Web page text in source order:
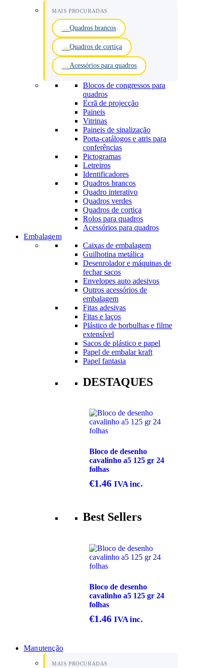
MAIS PROCURADAS
Quadros brancos
Quadros de cortiça
Acessórios para quadros
Blocos de congressos para
quadros
Ecrã de projecção
Paineis
Vitrinas
Paineis de sinalização
Porta-catálogos e atris para
conferências
Pictogramas
Letreiros
Identificadores
Quadros brancos
Quadro interativo
Quadros verdes
Quadros de cortiça
Rolos para quadros
Acessórios para quadros
Embalagem
Caixas de embalagem
Guilhotina metálica
Desenrolador e máquinas de
fechar sacos
Envelopes auto adesivos
Outros acessórios de
embalagem
Fitas adesivas
Fitas e laços
Plástico de borbulhas e filme
extensível
Sacos de plástico e papel
Papel de embalar kraft
Papel fantasia
DESTAQUES
Bloco de desenho
cavalinho a5 125 gr 24
folhas
€1.46 IVA inc.
Best Sellers
Bloco de desenho
cavalinho a5 125 gr 24
folhas
€1.46 IVA inc.
Manutenção
MAIS PROCURADAS